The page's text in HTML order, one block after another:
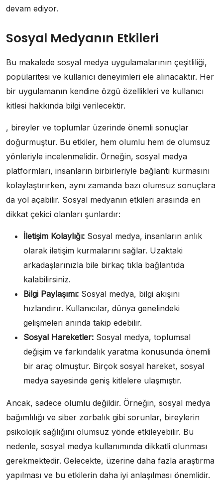
devam ediyor.
Sosyal Medyanın Etkileri
Bu makalede sosyal medya uygulamalarının çeşitliliği,
popülaritesi ve kullanıcı deneyimleri ele alınacaktır. Her
bir uygulamanın kendine özgü özellikleri ve kullanıcı
kitlesi hakkında bilgi verilecektir.
, bireyler ve toplumlar üzerinde önemli sonuçlar
doğurmuştur. Bu etkiler, hem olumlu hem de olumsuz
yönleriyle incelenmelidir. Örneğin, sosyal medya
platformları, insanların birbirleriyle bağlantı kurmasını
kolaylaştırırken, aynı zamanda bazı olumsuz sonuçlara
da yol açabilir. Sosyal medyanın etkileri arasında en
dikkat çekici olanları şunlardır:
İletişim Kolaylığı: Sosyal medya, insanların anlık
olarak iletişim kurmalarını sağlar. Uzaktaki
arkadaşlarınızla bile birkaç tıkla bağlantıda
kalabilirsiniz.
Bilgi Paylaşımı: Sosyal medya, bilgi akışını
hızlandırır. Kullanıcılar, dünya genelindeki
gelişmeleri anında takip edebilir.
Sosyal Hareketler: Sosyal medya, toplumsal
değişim ve farkındalık yaratma konusunda önemli
bir araç olmuştur. Birçok sosyal hareket, sosyal
medya sayesinde geniş kitlelere ulaşmıştır.
Ancak, sadece olumlu değildir. Örneğin, sosyal medya
bağımlılığı ve siber zorbalık gibi sorunlar, bireylerin
psikolojik sağlığını olumsuz yönde etkileyebilir. Bu
nedenle, sosyal medya kullanımında dikkatli olunması
gerekmektedir. Gelecekte, üzerine daha fazla araştırma
yapılması ve bu etkilerin daha iyi anlaşılması önemlidir.